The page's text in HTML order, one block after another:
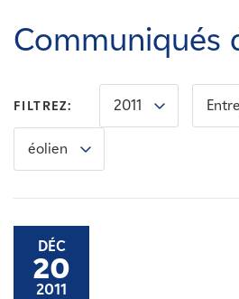
Carrières
Nouvelles
Contactez-nous
Communiqués
FILTREZ: 2011
éolien
DÉC
20
2011